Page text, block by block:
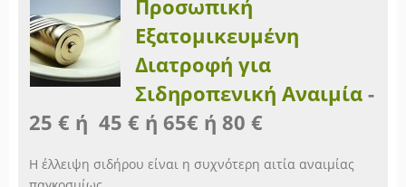
Προσωπική
Εξατομικευμένη
Διατροφή για
Σιδηροπενική Αναιμία -
25 € ή 45 € ή 65€ ή 80 €
Η έλλειψη σιδήρου είναι η συχνότερη αιτία αναιμίας